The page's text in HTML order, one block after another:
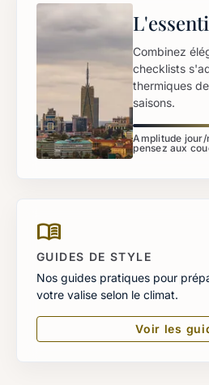
Combinez
checklists
thermiques
saisons.
Amplitude
pensez aux
menu_book
GUIDES DE STYLE
Nos guides pratiques pour
votre valise selon le climat.
Voir les